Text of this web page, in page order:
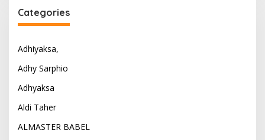
Categories
Adhiyaksa,
Adhy Sarphio
Adhyaksa
Aldi Taher
ALMASTER BABEL